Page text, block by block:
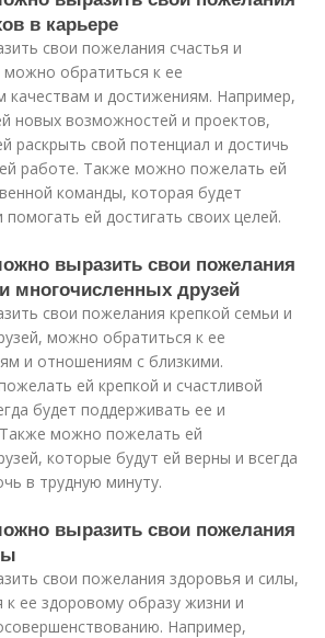
в карьере
свои пожелания счастья и
можно обратиться к ее
качествам и достижениям. Например,
новых возможностей и проектов,
раскрыть свой потенциал и достичь
работе. Также можно пожелать ей
команды, которая будет
ей достигать своих целей.
выразить свои пожелания
многочисленных друзей
свои пожелания крепкой семьи и
можно обратиться к ее
и отношениям с близкими.
ей крепкой и счастливой
будет поддерживать ее и
можно пожелать ей
которые будут ей верны и всегда
в трудную минуту.
выразить свои пожелания
свои пожелания здоровья и силы,
ее здоровому образу жизни и
Например,